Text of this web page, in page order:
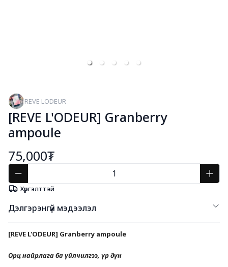
REVE LODEUR
[REVE L'ODEUR] Granberry
ampoule
75,000₮
Хүргэлттэй
Дэлгэрэнгүй мэдээлэл
[REVE L'ODEUR] Granberry ampoule
Орц найрлага ба үйлчилгээ, үр дүн